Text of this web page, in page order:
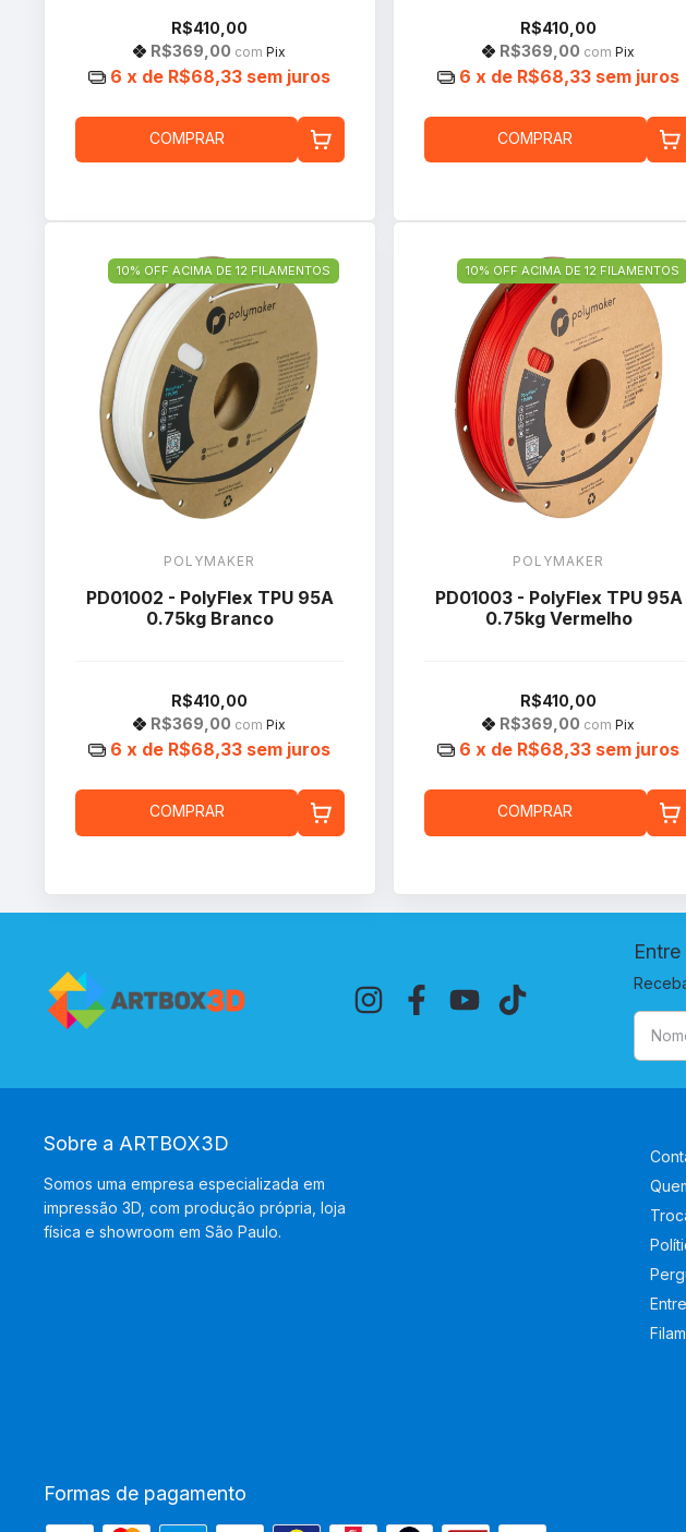
R$410,00
R$369,00 com Pix
6 x de R$68,33 sem juros
COMPRAR
R$410,00
R$369,00 com Pix
6 x de R$68,33 sem juros
COMPRAR
10% OFF ACIMA DE 12 FILAMENTOS
POLYMAKER
PD01002 - PolyFlex TPU 95A
0.75kg Branco
R$410,00
R$369,00 com Pix
6 x de R$68,33 sem juros
COMPRAR
10% OFF ACIMA DE 12 FILAMENTOS
POLYMAKER
PD01003 - PolyFlex TPU 95A
0.75kg Vermelho
R$410,00
R$369,00 com Pix
6 x de R$68,33 sem juros
COMPRAR
Sobre a ARTBOX3D
Somos uma empresa especializada em
impressão 3D, com produção própria, loja
física e showroom em São Paulo.
Formas de pagamento